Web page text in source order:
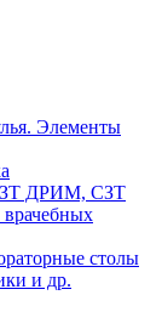
Элементы
ДРИМ, СЗТ
столы
и др.